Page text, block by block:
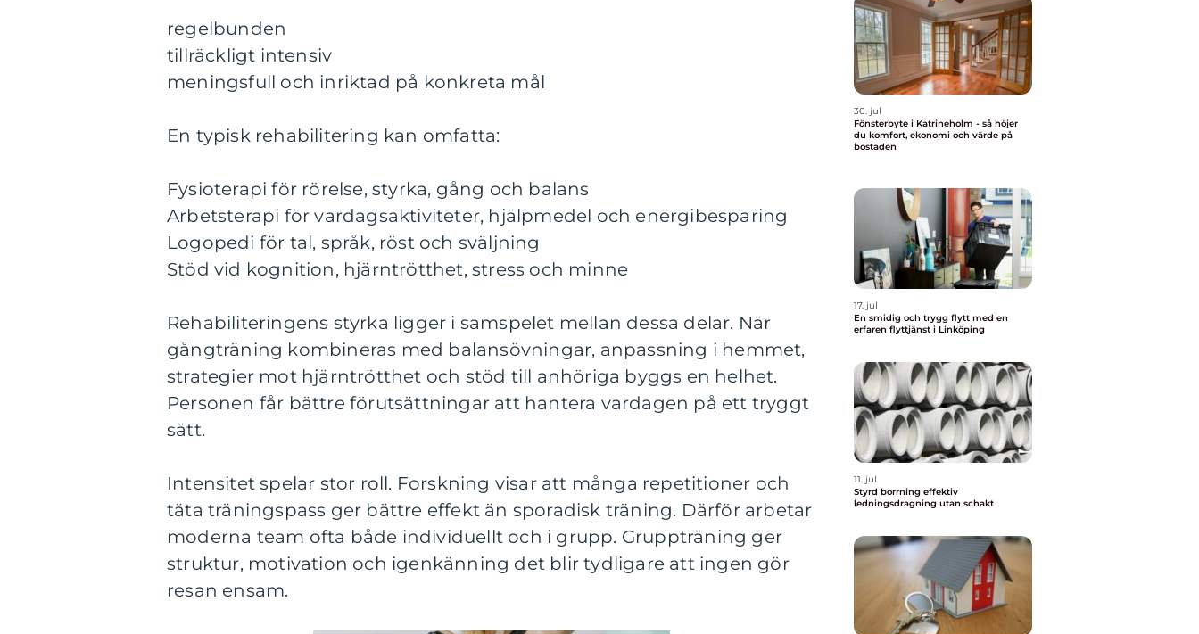
regelbunden
tillräckligt intensiv
meningsfull och inriktad på konkreta mål
En typisk rehabilitering kan omfatta:
Fysioterapi för rörelse, styrka, gång och balans
Arbetsterapi för vardagsaktiviteter, hjälpmedel och energibesparing
Logopedi för tal, språk, röst och sväljning
Stöd vid kognition, hjärntrötthet, stress och minne
Rehabiliteringens styrka ligger i samspelet mellan dessa delar. När
gångträning kombineras med balansövningar, anpassning i hemmet,
strategier mot hjärntrötthet och stöd till anhöriga byggs en helhet.
Personen får bättre förutsättningar att hantera vardagen på ett tryggt
sätt.
Intensitet spelar stor roll. Forskning visar att många repetitioner och
täta träningspass ger bättre effekt än sporadisk träning. Därför arbetar
moderna team ofta både individuellt och i grupp. Gruppträning ger
struktur, motivation och igenkänning det blir tydligare att ingen gör
resan ensam.
30. jul
Fönsterbyte i Katrineholm - så höjer
du komfort, ekonomi och värde på
bostaden
17. jul
En smidig och trygg flytt med en
erfaren flyttjänst i Linköping
11. jul
Styrd borrning effektiv
ledningsdragning utan schakt